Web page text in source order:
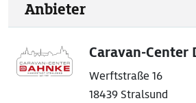
Anbieter
Caravan-Center
Werftstraße 16
18439 Stralsund